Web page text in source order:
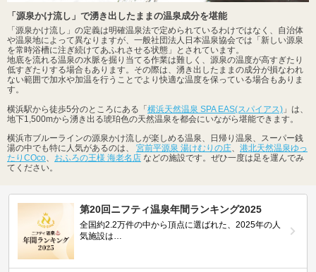
「源泉かけ流し」で湧き出したままの温泉成分を堪能
「源泉かけ流し」の定義は明確温泉法で定められているわけではなく、自治体
や温泉地によって異なりますが、一般社団法人日本温泉協会では「新しい源泉
を常時浴槽に注ぎ続けてあふれさせる状態」とされています。
地底を流れる温泉の水脈を掘り当てる作業は難しく、源泉の温度が高すぎたり
低すぎたりする場合もあります。その際は、湧き出したままの成分が損なわれ
ない範囲で加水や加温を行うことでより快適な温度を保っている場合もありま
す。
横浜駅から徒歩5分のところにある「 横浜天然温泉 SPA EAS(スパイアス) 」は、
地下1,500mから湧き出る琥珀色の天然温泉を都会にいながら堪能できます。
横浜市ブルーラインの源泉かけ流しが楽しめる温泉、日帰り温泉、スーパー銭
湯の中でも特に人気があるのは、 宮前平源泉 湯けむりの庄、 港北天然温泉ゆっ
たりCOco、 おふろの王様 海老名店 などの施設です。ぜひ一度は足を運んでみ
てください。
第20回ニフティ温泉年間ランキング2025
全国約2.2万件の中から頂点に選ばれた、2025年の人
気施設は…